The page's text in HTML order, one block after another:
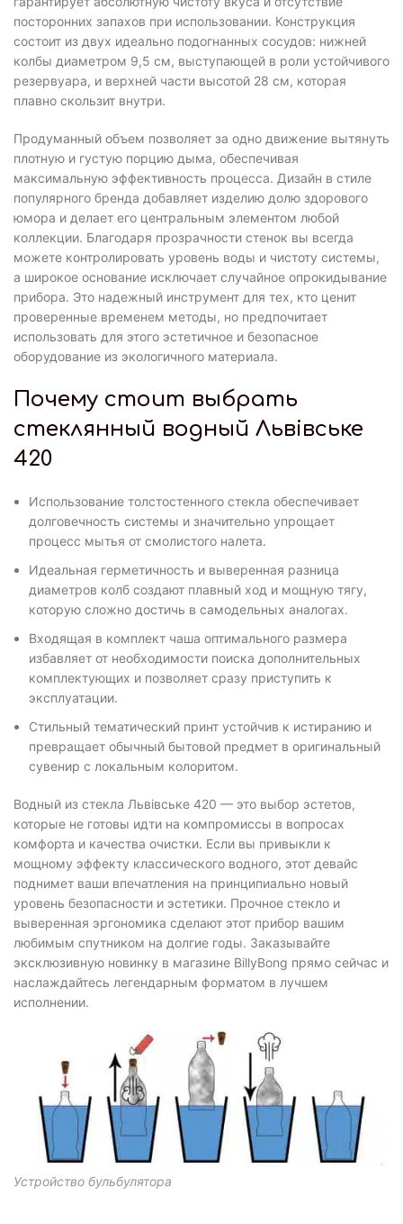
посторонних запахов при использовании. Конструкция
состоит из двух идеально подогнанных сосудов: нижней
колбы диаметром 9,5 см, выступающей в роли устойчивого
резервуара, и верхней части высотой 28 см, которая
плавно скользит внутри.
Продуманный объем позволяет за одно движение вытянуть
плотную и густую порцию дыма, обеспечивая
максимальную эффективность процесса. Дизайн в стиле
популярного бренда добавляет изделию долю здорового
юмора и делает его центральным элементом любой
коллекции. Благодаря прозрачности стенок вы всегда
можете контролировать уровень воды и чистоту системы,
а широкое основание исключает случайное опрокидывание
прибора. Это надежный инструмент для тех, кто ценит
проверенные временем методы, но предпочитает
использовать для этого эстетичное и безопасное
оборудование из экологичного материала.
Почему стоит выбрать
стеклянный водный Львівське
420
Использование толстостенного стекла обеспечивает
долговечность системы и значительно упрощает
процесс мытья от смолистого налета.
Идеальная герметичность и выверенная разница
диаметров колб создают плавный ход и мощную тягу,
которую сложно достичь в самодельных аналогах.
Входящая в комплект чаша оптимального размера
избавляет от необходимости поиска дополнительных
комплектующих и позволяет сразу приступить к
эксплуатации.
Стильный тематический принт устойчив к истиранию и
превращает обычный бытовой предмет в оригинальный
сувенир с локальным колоритом.
Водный из стекла Львівське 420 — это выбор эстетов,
которые не готовы идти на компромиссы в вопросах
комфорта и качества очистки. Если вы привыкли к
мощному эффекту классического водного, этот девайс
поднимет ваши впечатления на принципиально новый
уровень безопасности и эстетики. Прочное стекло и
выверенная эргономика сделают этот прибор вашим
любимым спутником на долгие годы. Заказывайте
эксклюзивную новинку в магазине BillyBong прямо сейчас и
наслаждайтесь легендарным форматом в лучшем
исполнении.
Устройство бульбулятора